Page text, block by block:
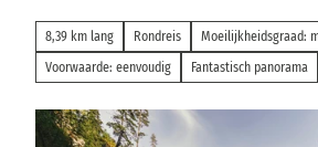
8,39 km lang Rondreis
Moeilijkheidsgraad:
Voorwaarde: eenvoudig
Fantastisch panorama